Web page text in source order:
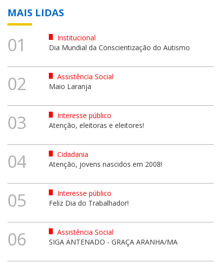
MAIS LIDAS
01
Institucional
Dia Mundial da Conscientização do Autismo
02
Assistência Social
Maio Laranja
03
Interesse público
Atenção, eleitoras e eleitores!
04
Cidadania
Atenção, jovens nascidos em 2008!
05
Interesse público
Feliz Dia do Trabalhador!
06
Assistência Social
SIGA ANTENADO - GRAÇA ARANHA/MA